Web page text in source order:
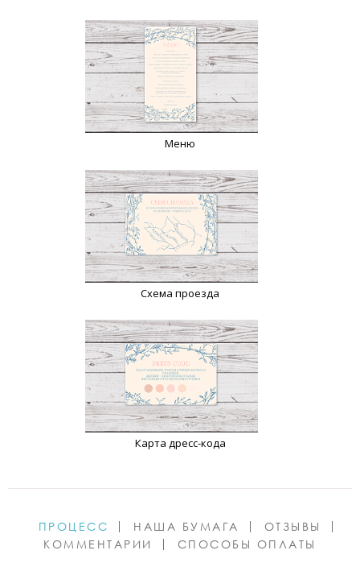
Меню
Схема проезда
Карта дресс-кода
ПРОЦЕСС НАША БУМАГА
ОТЗЫВЫ
КОММЕНТАРИИ
СПОСОБЫ ОПЛАТЫ